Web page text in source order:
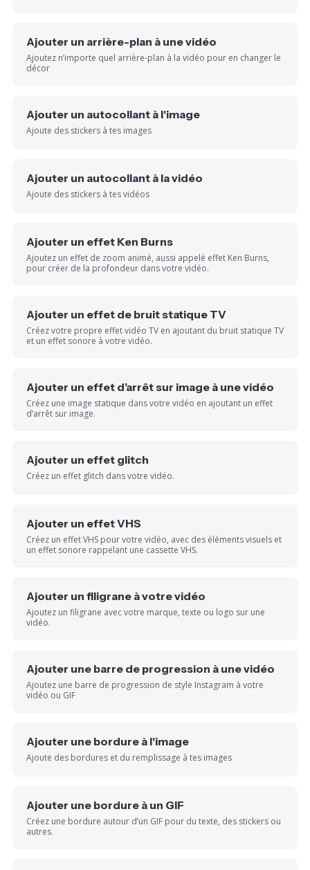
Ajouter un arrière-plan à une vidéo
Ajoutez n’importe quel arrière-plan à la vidéo pour en changer le
décor
Ajouter un autocollant à l'image
Ajoute des stickers à tes images
Ajouter un autocollant à la vidéo
Ajoute des stickers à tes vidéos
Ajouter un effet Ken Burns
Ajoutez un effet de zoom animé, aussi appelé effet Ken Burns,
pour créer de la profondeur dans votre vidéo.
Ajouter un effet de bruit statique TV
Créez votre propre effet vidéo TV en ajoutant du bruit statique TV
et un effet sonore à votre vidéo.
Ajouter un effet d’arrêt sur image à une vidéo
Créez une image statique dans votre vidéo en ajoutant un effet
d’arrêt sur image.
Ajouter un effet glitch
Créez un effet glitch dans votre vidéo.
Ajouter un effet VHS
Créez un effet VHS pour votre vidéo, avec des éléments visuels et
un effet sonore rappelant une cassette VHS.
Ajouter un filigrane à votre vidéo
Ajoutez un filigrane avec votre marque, texte ou logo sur une
vidéo.
Ajouter une barre de progression à une vidéo
Ajoutez une barre de progression de style Instagram à votre
vidéo ou GIF
Ajouter une bordure à l'image
Ajoute des bordures et du remplissage à tes images
Ajouter une bordure à un GIF
Créez une bordure autour d’un GIF pour du texte, des stickers ou
autres.